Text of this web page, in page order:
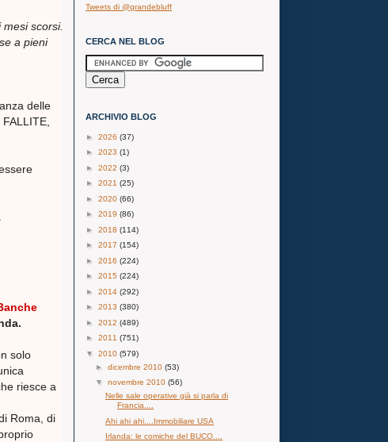
scorsi.
a pieni
delle
solo
riesce a
Roma, di
Tweets di @grandebluff
CERCA NEL BLOG
ARCHIVIO BLOG
► 2026 (37)
► 2023 (1)
► 2022 (3)
► 2021 (25)
► 2020 (66)
► 2019 (86)
► 2018 (114)
► 2017 (154)
► 2016 (224)
► 2015 (224)
► 2014 (292)
► 2013 (380)
► 2012 (489)
► 2011 (751)
▼ 2010 (579)
► dicembre 2010 (53)
▼ novembre 2010 (56)
Nelle sale operative già si parla di
Francia....
Ahi ahi ahi....Immobiliare USA
Irlanda: le comiche del BUCO....